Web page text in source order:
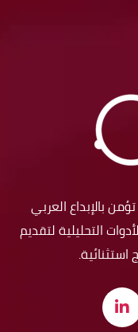
بالإبداع العربي
التحليلية لتقديم